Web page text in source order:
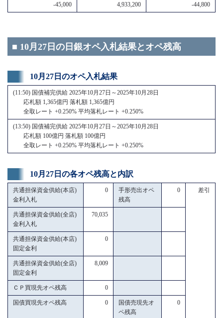
-45,000 4,933,200 -44,800
■ 10月27日の日銀オペ入札結果とオペ残高
10月27日のオペ入札結果
(11:50) 国債補完供給 2025年10月27日～2025年10月28日
応札額 1,365億円 落札額 1,365億円
全取レート +0.250% 平均落札レート +0.250%
(13:50) 国債補完供給 2025年10月27日～2025年10月28日
応札額 100億円 落札額 100億円
全取レート +0.250% 平均落札レート +0.250%
10月27日の各オペ残高と内訳
共通担保資金供給(本店)
金利入札
0
手形売出オペ
残高
0 差引
共通担保資金供給(全店)
金利入札
70,035
共通担保資金供給(本店)
固定金利
0
共通担保資金供給(全店)
固定金利
8,009
ＣＰ買現先オペ残高 0
国債買現先オペ残高 0
国債売現先オ
ペ残高
0